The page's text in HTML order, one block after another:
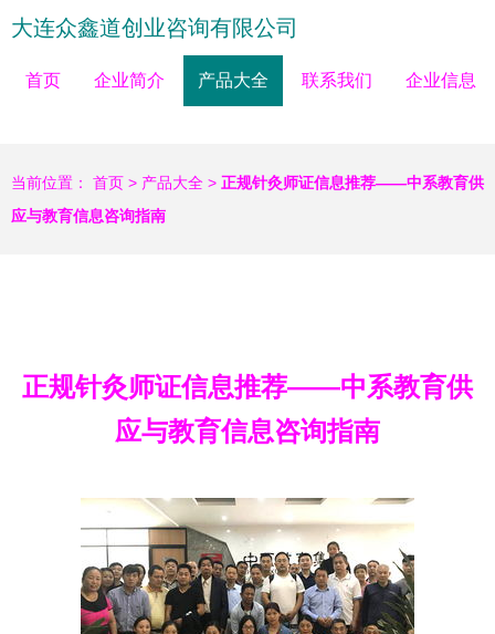
大连众鑫道创业咨询有限公司
首页 企业简介 产品大全 联系我们 企业信息
当前位置： 首页 > 产品大全 > 正规针灸师证信息推荐——中系教育供
应与教育信息咨询指南
正规针灸师证信息推荐——中系教育供
应与教育信息咨询指南